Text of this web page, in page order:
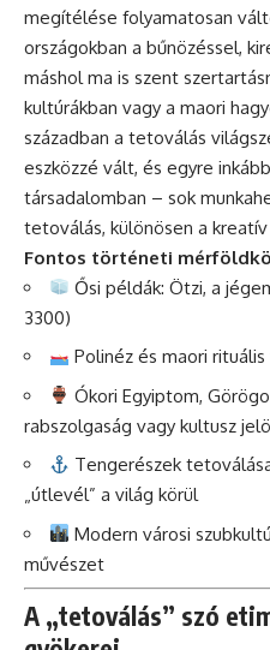
megítélése folyamatosan
országokban a bűnözéssel,
máshol ma is szent
kultúrákban vagy a maori
században a tetoválás
eszközzé vált, és egyre
társadalomban – sok
tetoválás, különösen a kreatív
Fontos történeti
Ősi példák: Ötzi, a
3300)
Polinéz és maori
Ókori Egyiptom,
rabszolgaság vagy kultusz
Tengerészek
„útlevél” a világ körül
Modern városi
művészet
A „tetoválás” szó